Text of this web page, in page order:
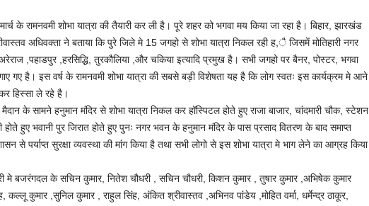
के रामनवमी शोभा यात्रा की तैयारी कर ली है। पूरे शहर को भगवा मय किया जा रहा है। बिहार, झारखंड
अधिवक्ता ने बताया कि पुरे जिले मे 15 जगहो से शोभा यात्रा निकल रही ह,ै जिसमें मोतिहारी नगर
,पहाडपुर ,हरसिद्धि, तुरकौलिया ,और चकिया इत्यादि प्रमुख है। सभी जगहो पर बैनर, पोस्टर, भगवा
गए है। इस वर्ष के रामनवमी शोभा यात्रा की सबसे बड़ी विशेषता यह है कि लोग स्वतः इस कार्यक्रम मे आने
हिस्सा ले रहे है।
के सामने हनुमान मंदिर से शोभा यात्रा निकल कर हॉस्पिटल होते हुए राजा बाजार, चांदमारी चौक, स्टेशन
हुए भवानी पुर जिरात होते हुए पुनः नगर भवन के हनुमान मंदिर के पास प्रसाद वितरण के बाद समाप्त
से पर्याप्त सुरक्षा व्यवस्था की मांग किया है तथा सभी लोगो से इस शोभा यात्रा मे भाग लेने का आग्रह किया
मे बजरंगदल के सचिन कुमार, नितेश चौधरी , सचिन चौधरी, किशन कुमार , तुषार कुमार ,अभिषेक कुमार
कल्लू कुमार ,सुनिल कुमार , राहुल सिंह, अंकित श्रीवास्तव ,अभिनव पांडेय ,मोहित वर्मा, धर्मेन्द्र ठाकूर,